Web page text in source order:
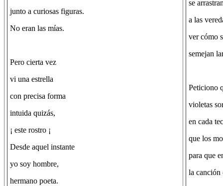
junto a curiosas figuras.
No eran las mías.
Pero cierta vez
vi una estrella
con precisa forma
intuida quizás,
¡ este rostro ¡
Desde aquel instante
yo soy hombre,
hermano poeta.
se
a las
ver cómo
semejan
Peticiono
violetas
en cada
que los
para que
la canción